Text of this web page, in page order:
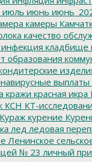
июль июнь
камеры
качество
кладбище
образования
выплаты
кражи красная икра
КСН КТ-
Кураж курение
лед ледовая
Ленинское
№ 23 личный